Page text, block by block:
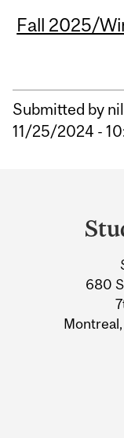
Fall 2025/
Submitted by
11/25/2024 -
680